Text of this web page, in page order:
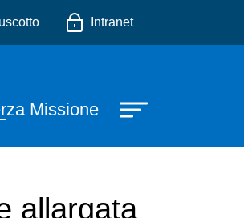
Intranet
Missione
allargata